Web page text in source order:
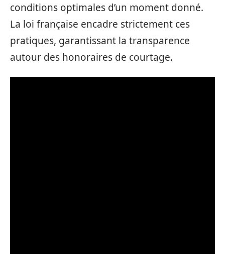
conditions optimales d’un moment donné.
La loi française encadre strictement ces
pratiques, garantissant la transparence
autour des honoraires de courtage.